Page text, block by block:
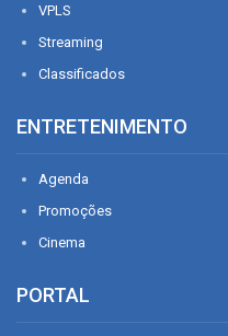
VPLS
Streaming
Classificados
ENTRETENIMENTO
Agenda
Promoções
Cinema
PORTAL